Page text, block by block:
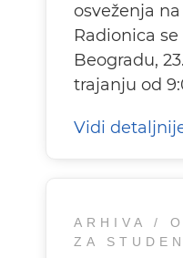
osveženja
Radionica
Beogradu,
trajanju od
Vidi
ARHIVA /
ZA